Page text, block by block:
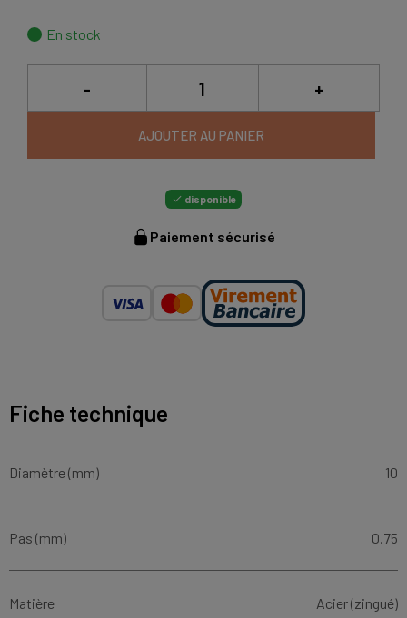
En stock
- +
AJOUTER AU PANIER
 disponible
Paiement sécurisé
Fiche technique
Diamètre (mm) 10
Pas (mm) 0.75
Matière Acier (zingué)